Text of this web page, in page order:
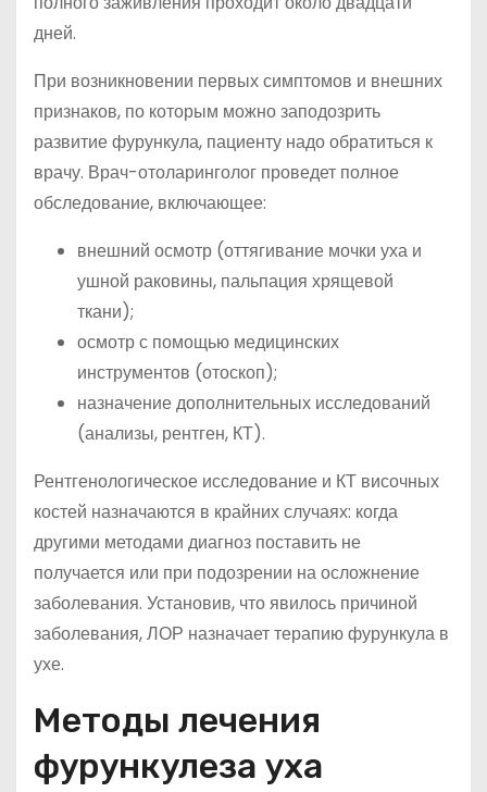
дней.
При возникновении первых симптомов и внешних
признаков, по которым можно заподозрить
развитие фурункула, пациенту надо обратиться к
врачу. Врач-отоларинголог проведет полное
обследование, включающее:
внешний осмотр (оттягивание мочки уха и
ушной раковины, пальпация хрящевой
ткани);
осмотр с помощью медицинских
инструментов (отоскоп);
назначение дополнительных исследований
(анализы, рентген, КТ).
Рентгенологическое исследование и КТ височных
костей назначаются в крайних случаях: когда
другими методами диагноз поставить не
получается или при подозрении на осложнение
заболевания. Установив, что явилось причиной
заболевания, ЛОР назначает терапию фурункула в
ухе.
Методы лечения
фурункулеза уха